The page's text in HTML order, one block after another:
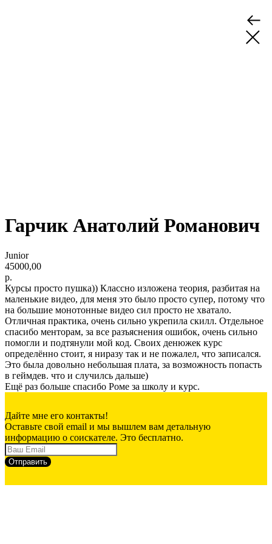
Гарчик Анатолий Романович
Junior
45000,00
р.
Курсы просто пушка)) Классно изложена теория, разбитая на
маленькие видео, для меня это было просто супер, потому что
на большие монотонные видео сил просто не хватало.
Отличная практика, очень сильно укрепила скилл. Отдельное
спасибо менторам, за все разъяснения ошибок, очень сильно
помогли и подтянули мой код. Своих денюжек курс
определённо стоит, я ниразу так и не пожалел, что записался.
Это была довольно небольшая плата, за возможность попасть
в геймдев. что и случилсь дальше)
Ещё раз больше спасибо Роме за школу и курс.
Дайте мне его контакты!
Оставьте свой email и мы вышлем вам детальную
информацию о соискателе. Это бесплатно.
Отправить